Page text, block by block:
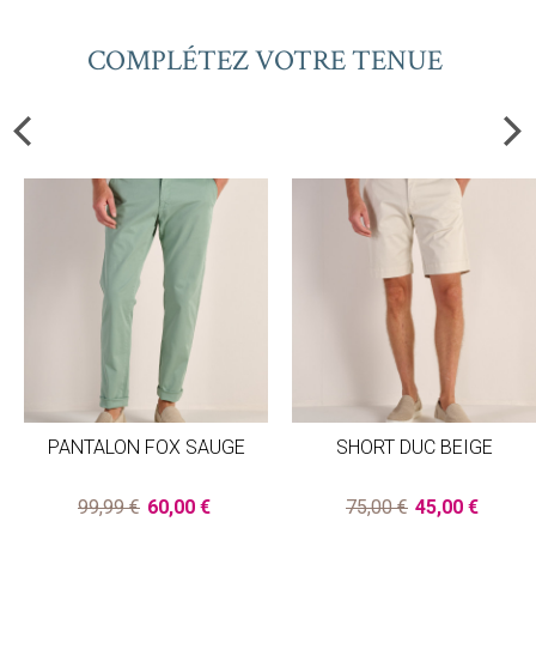
COMPLÉTEZ VOTRE TENUE
PANTALON FOX SAUGE
99,99 € 60,00 €
SHORT DUC BEIGE
75,00 € 45,00 €